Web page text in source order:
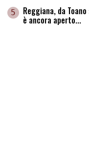
5 Reggiana, da
è ancora aperto...